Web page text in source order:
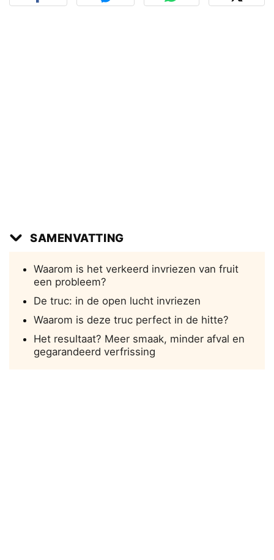
SAMENVATTING
Waarom is het verkeerd invriezen van fruit
een probleem?
De truc: in de open lucht invriezen
Waarom is deze truc perfect in de hitte?
Het resultaat? Meer smaak, minder afval en
gegarandeerd verfrissing